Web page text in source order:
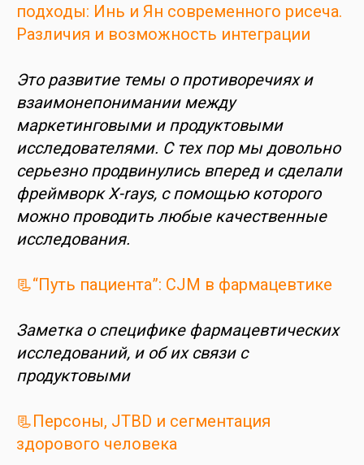
подходы: Инь и Ян современного рисеча.
Различия и возможность интеграции
Это развитие темы о противоречиях и
взаимонепонимании между
маркетинговыми и продуктовыми
исследователями. С тех пор мы довольно
серьезно продвинулись вперед и сделали
фреймворк X-rays, с помощью которого
можно проводить любые качественные
исследования.
📃“Путь пациента”: CJM в фармацевтике
Заметка о специфике фармацевтических
исследований, и об их связи с
продуктовыми
📃Персоны, JTBD и сегментация
здорового человека